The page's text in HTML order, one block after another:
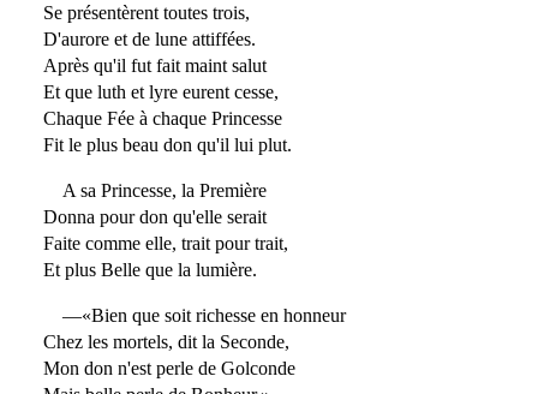
Se présentèrent toutes trois,
D'aurore et de lune attiffées.
Après qu'il fut fait maint salut
Et que luth et lyre eurent cesse,
Chaque Fée à chaque Princesse
Fit le plus beau don qu'il lui plut.
A sa Princesse, la Première
Donna pour don qu'elle serait
Faite comme elle, trait pour trait,
Et plus Belle que la lumière.
—«Bien que soit richesse en honneur
Chez les mortels, dit la Seconde,
Mon don n'est perle de Golconde